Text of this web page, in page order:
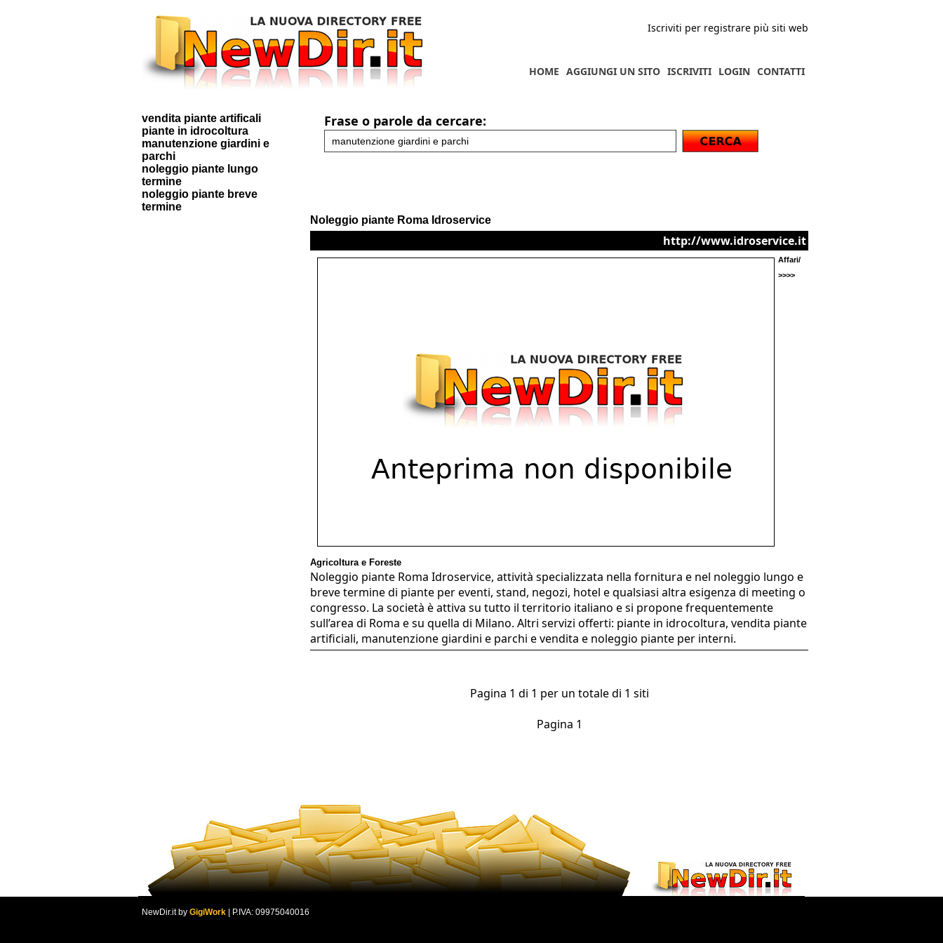
Iscriviti per registrare più siti web
CONTATTI
LOGIN
ISCRIVITI
AGGIUNGI UN SITO
HOME
vendita piante artificali
piante in idrocoltura
manutenzione giardini e
parchi
noleggio piante lungo
termine
noleggio piante breve
termine
Frase o parole da cercare:
Noleggio piante Roma Idroservice
http://www.idroservice.it
Affari/
>>>>
Agricoltura e Foreste
Noleggio piante Roma Idroservice, attività specializzata nella fornitura e nel noleggio lungo e
breve termine di piante per eventi, stand, negozi, hotel e qualsiasi altra esigenza di meeting o
congresso. La società è attiva su tutto il territorio italiano e si propone frequentemente
sull’area di Roma e su quella di Milano. Altri servizi offerti: piante in idrocoltura, vendita piante
artificiali, manutenzione giardini e parchi e vendita e noleggio piante per interni.
Pagina 1 di 1 per un totale di 1 siti
Pagina 1
NewDir.it by GigiWork | P.IVA: 09975040016